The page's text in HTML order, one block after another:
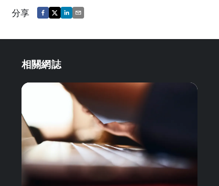
分享
相關網誌